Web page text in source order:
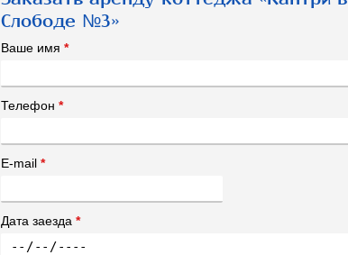
Слободе №3»
Ваше имя *
Телефон *
E-mail *
Дата заезда *